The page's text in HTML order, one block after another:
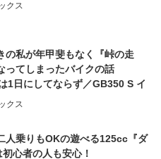
クス
の私が年甲斐もなく『峠の走
ってしまったバイクの話
1日にしてならず／GB350 S イ
前編】
クス
人乗りもOKの遊べる125cc『ダ
心者の人も安心！